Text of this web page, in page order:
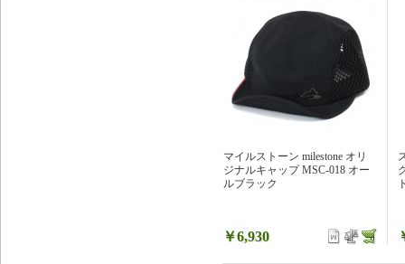
マイルストーン milestone オリ
ジナルキャップ MSC-018 オー
ルブラック
￥6,930